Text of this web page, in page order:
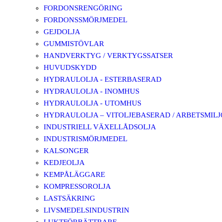
FORDONSRENGÖRING
FORDONSSMÖRJMEDEL
GEJDOLJA
GUMMISTÖVLAR
HANDVERKTYG / VERKTYGSSATSER
HUVUDSKYDD
HYDRAULOLJA - ESTERBASERAD
HYDRAULOLJA - INOMHUS
HYDRAULOLJA - UTOMHUS
HYDRAULOLJA – VITOLJEBASERAD /
INDUSTRIELL VÄXELLÅDSOLJA
INDUSTRISMÖRJMEDEL
KALSONGER
KEDJEOLJA
KEMPÅLÄGGARE
KOMPRESSOROLJA
LASTSÄKRING
LIVSMEDELSINDUSTRIN